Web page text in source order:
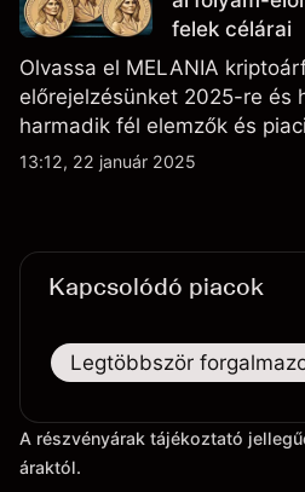
felek célárai
Olvassa el MELANIA
előrejelzésünket 2025-re és
harmadik fél elemzők és
véleményeivel kiegészítve.
13:12, 22 január 2025
Kapcsolódó piacok
Legtöbbször
A részvényárak tájékoztató
áraktól.